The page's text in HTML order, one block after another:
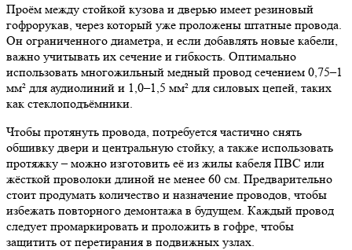
Проём между стойкой кузова и дверью имеет резиновый
гофрорукав, через который уже проложены штатные провода.
Он ограниченного диаметра, и если добавлять новые кабели,
важно учитывать их сечение и гибкость. Оптимально
использовать многожильный медный провод сечением 0,75–1
мм² для аудиолиний и 1,0–1,5 мм² для силовых цепей, таких
как стеклоподъёмники.
Чтобы протянуть провода, потребуется частично снять
обшивку двери и центральную стойку, а также использовать
протяжку – можно изготовить её из жилы кабеля ПВС или
жёсткой проволоки длиной не менее 60 см. Предварительно
стоит продумать количество и назначение проводов, чтобы
избежать повторного демонтажа в будущем. Каждый провод
следует промаркировать и проложить в гофре, чтобы
защитить от перетирания в подвижных узлах.